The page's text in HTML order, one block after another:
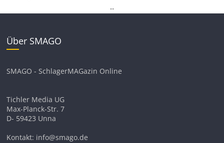
..
Über SMAGO
SMAGO - SchlagerMAGazin Online
Tichler Media UG
Max-Planck-Str. 7
D- 59423 Unna
Kontakt: info@smago.de